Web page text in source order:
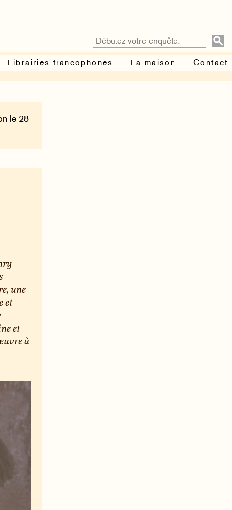
Librairies francophones La maison Contact
le 28
une
et
et
à